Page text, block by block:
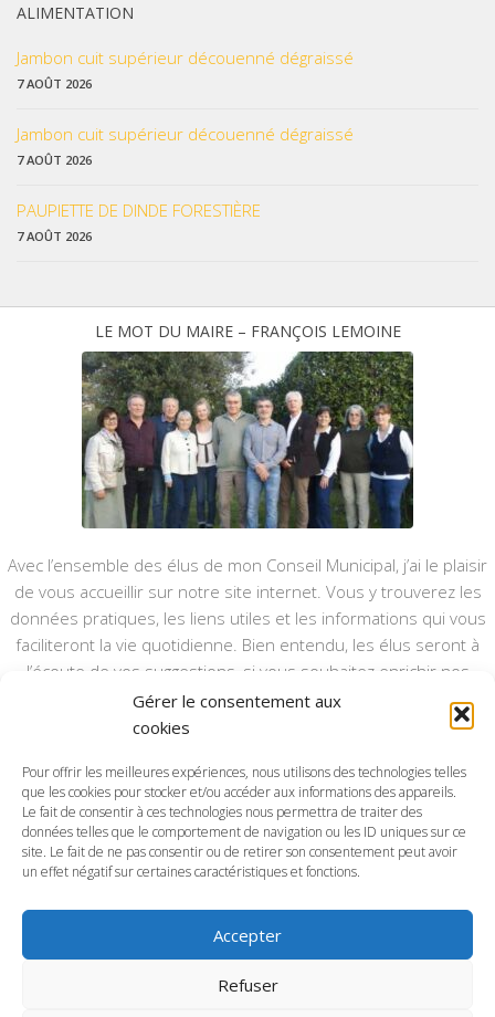
Gérer le consentement aux
cookies
Pour offrir les meilleures expériences, nous utilisons des technologies telles
que les cookies pour stocker et/ou accéder aux informations des appareils.
Le fait de consentir à ces technologies nous permettra de traiter des
données telles que le comportement de navigation ou les ID uniques sur ce
site. Le fait de ne pas consentir ou de retirer son consentement peut avoir
un effet négatif sur certaines caractéristiques et fonctions.
Accepter
Refuser
ALIMENTATION
Jambon cuit supérieur découenné dégraissé
7 AOÛT 2026
Jambon cuit supérieur découenné dégraissé
7 AOÛT 2026
PAUPIETTE DE DINDE FORESTIÈRE
7 AOÛT 2026
LE MOT DU MAIRE – FRANÇOIS LEMOINE
Avec l’ensemble des élus de mon Conseil Municipal, j’ai le plaisir
de vous accueillir sur notre site internet. Vous y trouverez les
données pratiques, les liens utiles et les informations qui vous
faciliteront la vie quotidienne. Bien entendu, les élus seront à
l’écoute de vos suggestions, si vous souhaitez enrichir nos
rubriques ou nos informations.
Ce type de communication vient en complément du bulletin
annuel, nous le ferons vivre et il sera actualisé pour mieux vous
informer.
Bonne visite à toutes et à tous.
Commune d'Anctoville-sur-Boscq © 2026. Tous droits